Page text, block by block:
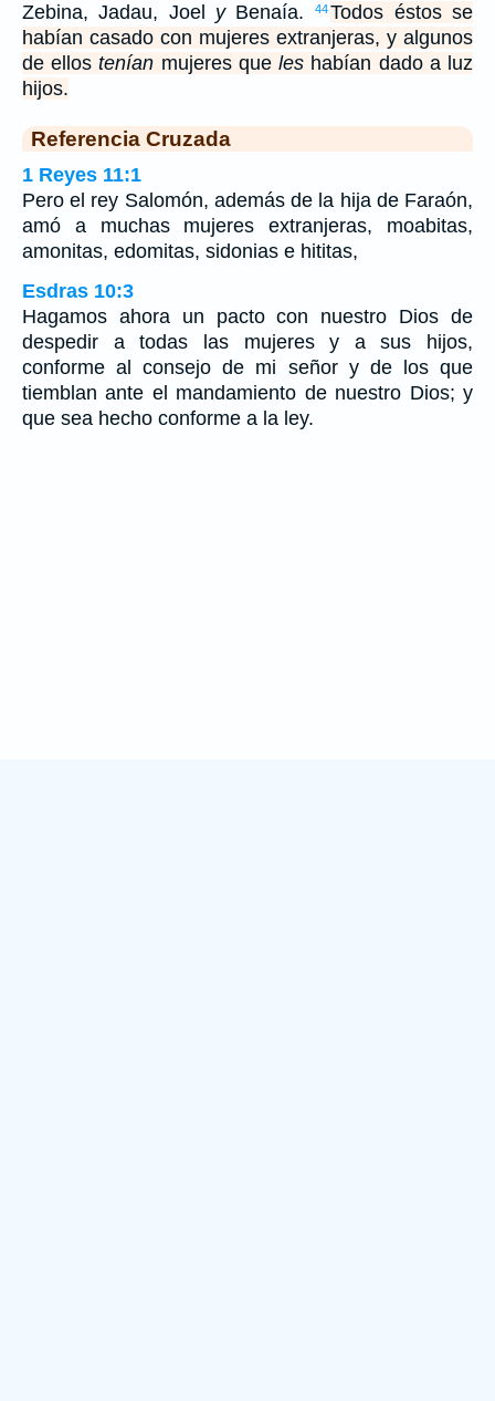
Zebina, Jadau, Joel yBenaía. 44 Todos éstos se
habían casado con mujeres extranjeras, y algunos
de ellostenían mujeres queles habían dado a luz
hijos.
Referencia Cruzada
1 Reyes 11:1
Pero el rey Salomón, además de la hija de Faraón,
amó a muchas mujeres extranjeras, moabitas,
amonitas, edomitas, sidonias e hititas,
Esdras 10:3
Hagamos ahora un pacto con nuestro Dios de
despedir a todas las mujeres y a sus hijos,
conforme al consejo de mi señor y de los que
tiemblan ante el mandamiento de nuestro Dios; y
que sea hecho conforme a la ley.